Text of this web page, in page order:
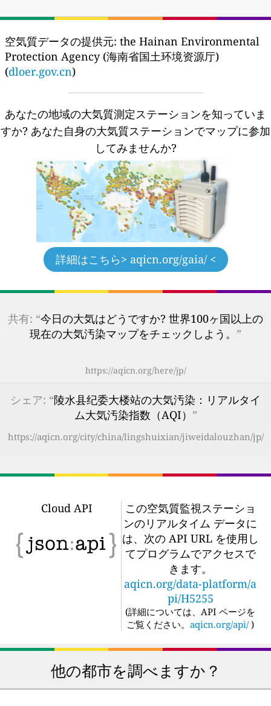
空気質データの提供元: the Hainan Environmental
Protection Agency (海南省国土环境资源厅)
(dloer.gov.cn)
あなたの地域の大気質測定ステーションを知っていま
すか? あなた自身の大気質ステーションでマップに参加
してみませんか?
詳細はこちら> aqicn.org/gaia/ <
共有: “今日の大気はどうですか? 世界100ヶ国以上の
現在の大気汚染マップをチェックしよう。 ”
https://aqicn.org/here/jp/
シェア: “陵水县纪委大楼站の大気汚染：リアルタイ
ム大気汚染指数（AQI） ”
https://aqicn.org/city/china/lingshuixian/jiweidalouzhan/jp/
Cloud API
この空気質監視ステーショ
ンのリアルタイム データに
は、次の API URL を使用し
てプログラムでアクセスで
きます。
aqicn.org/data-platform/a
pi/H5255
(詳細については、API ページを
ご覧ください。 aqicn.org/api/ )
他の都市を調べますか？